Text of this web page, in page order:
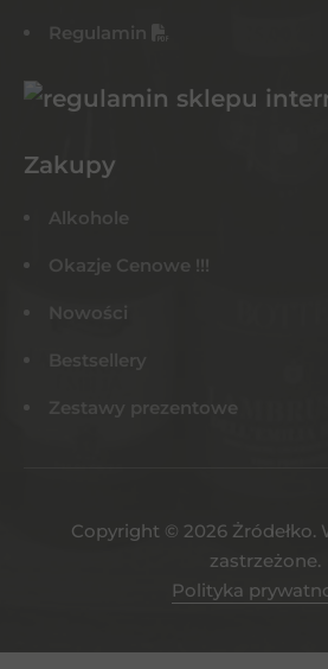
Regulamin
Zakupy
Alkohole
Okazje Cenowe !!!
Nowości
Bestsellery
Zestawy prezentowe
Copyright © 2026 Żródełko.
zastrzeżone.
Polityka